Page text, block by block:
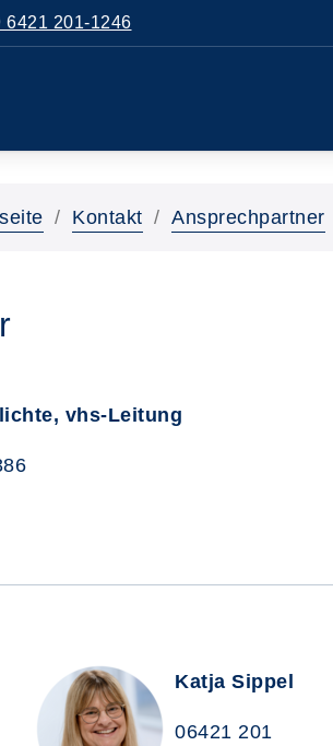
6421 201-1246
Kontakt Ansprechpartner
vhs-Leitung
Katja Sippel
06421 201